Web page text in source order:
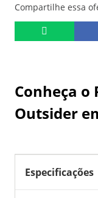
Compartilhe essa
Conheça o
Outsider
Especificações